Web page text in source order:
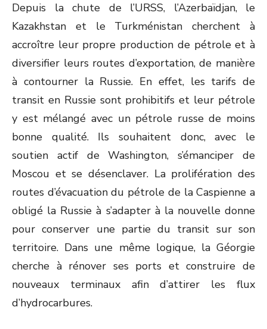
Depuis la chute de l’URSS, l’Azerbaïdjan, le
Kazakhstan et le Turkménistan cherchent à
accroître leur propre production de pétrole et à
diversifier leurs routes d’exportation, de manière
à contourner la Russie. En effet, les tarifs de
transit en Russie sont prohibitifs et leur pétrole
y est mélangé avec un pétrole russe de moins
bonne qualité. Ils souhaitent donc, avec le
soutien actif de Washington, s’émanciper de
Moscou et se désenclaver. La prolifération des
routes d’évacuation du pétrole de la Caspienne a
obligé la Russie à s’adapter à la nouvelle donne
pour conserver une partie du transit sur son
territoire. Dans une même logique, la Géorgie
cherche à rénover ses ports et construire de
nouveaux terminaux afin d’attirer les flux
d’hydrocarbures.